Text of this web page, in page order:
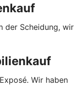
der Scheidung, wir
Wir haben